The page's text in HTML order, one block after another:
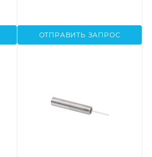
ОТПРАВИТЬ ЗАПРОС